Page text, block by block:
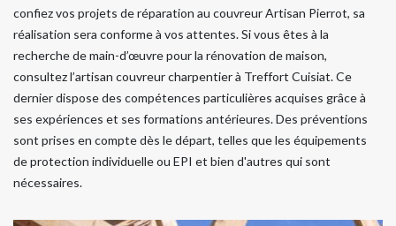
confiez vos projets de réparation au couvreur Artisan Pierrot, sa
réalisation sera conforme à vos attentes. Si vous êtes à la
recherche de main-d’œuvre pour la rénovation de maison,
consultez l’artisan couvreur charpentier à Treffort Cuisiat. Ce
dernier dispose des compétences particulières acquises grâce à
ses expériences et ses formations antérieures. Des préventions
sont prises en compte dès le départ, telles que les équipements
de protection individuelle ou EPI et bien d'autres qui sont
nécessaires.